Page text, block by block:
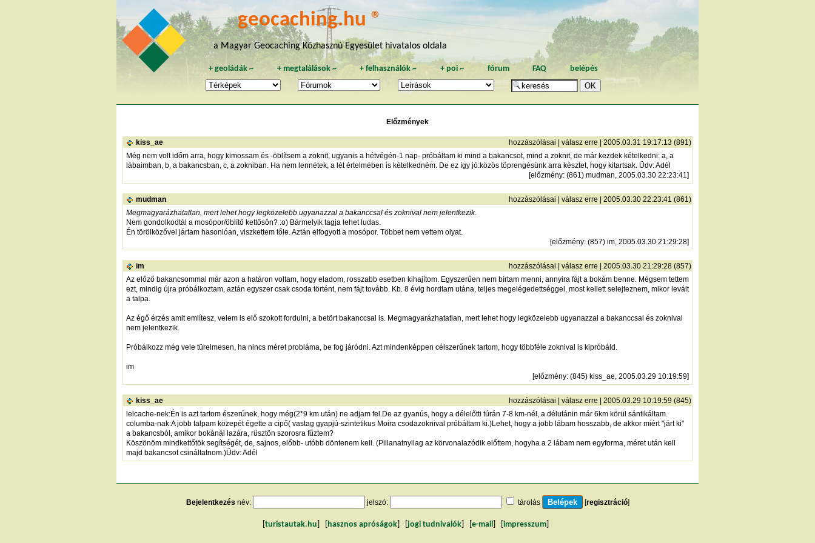
geocaching.hu ®
a Magyar Geocaching Közhasznú Egyesület hivatalos oldala
+geoládák ~ + megtalálások~ +felhasználók ~ + poi~ fórum FAQ belépés
Előzmények
kiss_ae hozzászólásai válasz erre | 2005.03.31 19:17:13 (891)
Még nem volt időm arra, hogy kimossam és -öblítsem a zoknit, ugyanis a hétvégén-1 nap- próbáltam ki mind a bakancsot, mind a zoknit, de már kezdek kételkedni: a, a
lábaimban, b, a bakancsban, c, a zokniban. Ha nem lennétek, a lét értelmében is kételkedném. De ez így jó:közös töprengésünk arra késztet, hogy kitartsak. Üdv: Adél
[előzmény: (861) mudman, 2005.03.30 22:23:41]
mudman hozzászólásai válasz erre | 2005.03.30 22:23:41 (861)
Megmagyarázhatatlan, mert lehet hogy legközelebb ugyanazzal a bakanccsal és zoknival nem jelentkezik.
Nem gondolkodtál a mosópor/öblítő kettősön? :o) Bármelyik tagja lehet ludas.
Én törölközővel jártam hasonlóan, viszkettem tőle. Aztán elfogyott a mosópor. Többet nem vettem olyat.
[előzmény: (857) im, 2005.03.30 21:29:28]
im hozzászólásai válasz erre | 2005.03.30 21:29:28 (857)
Az előző bakancsommal már azon a határon voltam, hogy eladom, rosszabb esetben kihajítom. Egyszerűen nem bírtam menni, annyira fájt a bokám benne. Mégsem tettem
ezt, mindig újra próbálkoztam, aztán egyszer csak csoda történt, nem fájt tovább. Kb. 8 évig hordtam utána, teljes megelégedettséggel, most kellett selejteznem, mikor levált
a talpa.
Az égő érzés amit említesz, velem is elő szokott fordulni, a betört bakanccsal is. Megmagyarázhatatlan, mert lehet hogy legközelebb ugyanazzal a bakanccsal és zoknival
nem jelentkezik.
Próbálkozz még vele türelmesen, ha nincs méret probláma, be fog járódni. Azt mindenképpen célszerűnek tartom, hogy többféle zoknival is kipróbáld.
im
[előzmény: (845) kiss_ae, 2005.03.29 10:19:59]
kiss_ae hozzászólásai válasz erre | 2005.03.29 10:19:59 (845)
lelcache-nek:Én is azt tartom észerúnek, hogy még(2*9 km után) ne adjam fel.De az gyanús, hogy a délelőtti túrán 7-8 km-nél, a délutánin már 6km körül sántikáltam.
columba-nak:A jobb talpam közepét égette a cipő( vastag gyapjú-szintetikus Moira csodazoknival próbáltam ki.)Lehet, hogy a jobb lábam hosszabb, de akkor miért "járt ki"
a bakancsból, amikor bokánál lazára, rüsztön szorosra fűztem?
Köszönöm mindkettőtök segítségét, de, sajnos, előbb- utóbb döntenem kell. (Pillanatnyilag az körvonalazódik előttem, hogyha a 2 lábam nem egyforma, méret után kell
majd bakancsot csináltatnom.)Üdv: Adél
Bejelentkezés név: jelszó: tárolás [regisztráció]
turistautak.hu hasznos apróságok jogi tudnivalók e-mail impresszum